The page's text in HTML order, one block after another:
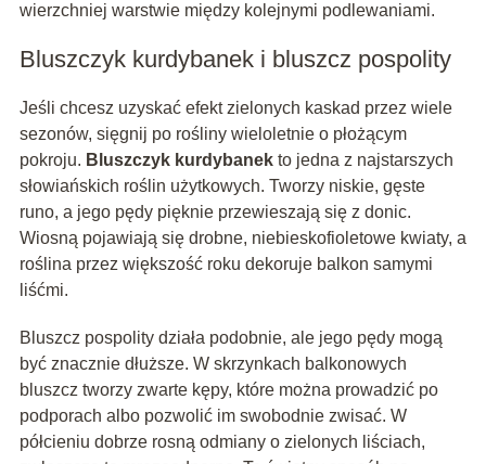
wierzchniej warstwie między kolejnymi podlewaniami.
Bluszczyk kurdybanek i bluszcz pospolity
Jeśli chcesz uzyskać efekt zielonych kaskad przez wiele
sezonów, sięgnij po rośliny wieloletnie o płożącym
pokroju. Bluszczyk kurdybanekto jedna z najstarszych
słowiańskich roślin użytkowych. Tworzy niskie, gęste
runo, a jego pędy pięknie przewieszają się z donic.
Wiosną pojawiają się drobne, niebieskofioletowe kwiaty, a
roślina przez większość roku dekoruje balkon samymi
liśćmi.
Bluszcz pospolity działa podobnie, ale jego pędy mogą
być znacznie dłuższe. W skrzynkach balkonowych
bluszcz tworzy zwarte kępy, które można prowadzić po
podporach albo pozwolić im swobodnie zwisać. W
półcieniu dobrze rosną odmiany o zielonych liściach,